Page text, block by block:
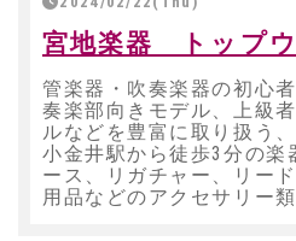
宮地楽器 トップ
管楽器・吹奏楽器の初心
奏楽部向きモデル、上級
ルなどを豊富に取り扱う
小金井駅から徒歩3分の楽
ース、リガチャー、リー
用品などのアクセサリー